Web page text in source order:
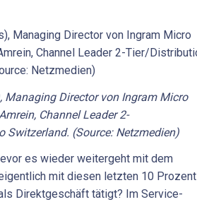
Managing Director von Ingram Micro
Channel Leader 2-
Switzerland. (Source: Netzmedien)
es wieder weitergeht mit dem
mit diesen letzten 10 Prozent
Direktgeschäft tätigt? Im Service-